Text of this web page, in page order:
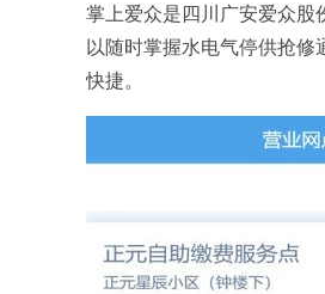
掌上爱众是四川广安爱众股
以随时掌握水电气停供抢
快捷。